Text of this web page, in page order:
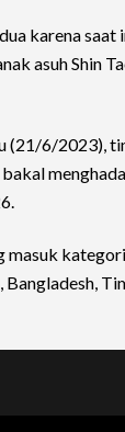
karena
asuh Shin
6/2023),